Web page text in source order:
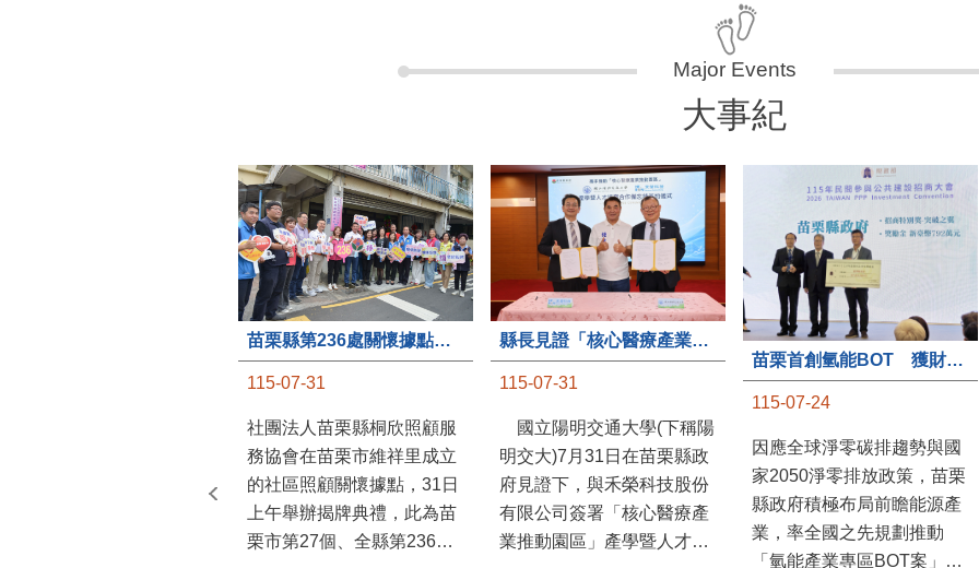
大事紀
苗栗縣第236處關懷據點在苗栗市維祥里揭牌
115-07-31
社團法人苗栗縣桐欣照顧服
務協會在苗栗市維祥里成立
的社區照顧關懷據點，31日
上午舉辦揭牌典禮，此為苗
栗市第27個、全縣第236處
115-07-31
國立陽明交通大學(下稱陽
明交大)7月31日在苗栗縣政
府見證下，與禾榮科技股份
有限公司簽署「核心醫療產
業推動園區」產學暨人才培
苗栗首創氫能BOT 獲財政部「突破之翼」肯定
115-07-24
因應全球淨零碳排趨勢與國
家2050淨零排放政策，苗栗
縣政府積極布局前瞻能源產
業，率全國之先規劃推動
「氫能產業專區BOT案」，